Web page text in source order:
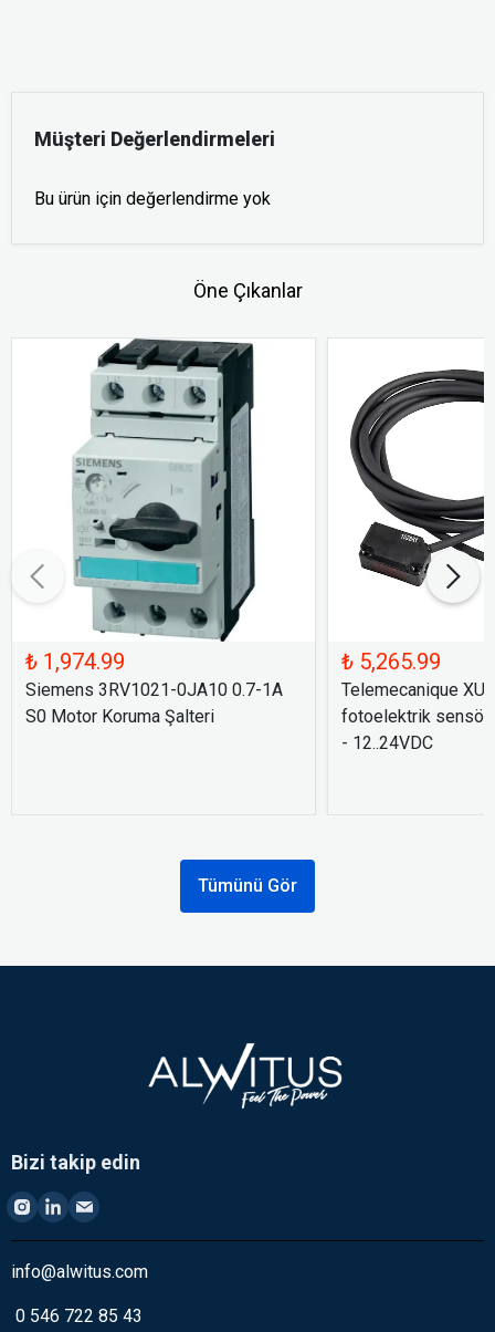
Müşteri Değerlendirmeleri
Bu ürün için değerlendirme yok
Öne Çıkanlar
₺ 1,974.99
Siemens 3RV1021-0JA10 0.7-1A
S0 Motor Koruma Şalteri
₺ 5,265.99
Telemecanique
fotoelektrik sensör
- 12..24VDC
Tümünü Gör
Bizi takip edin
info@alwitus.com
0 546 722 85 43